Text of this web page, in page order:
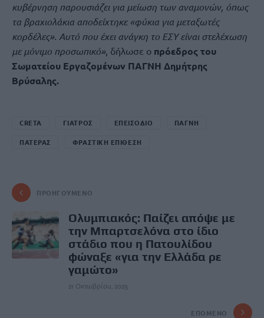
κυβέρνηση παρουσιάζει για μείωση των αναμονών, όπως
τα βραχιολάκια αποδείχτηκε «φύκια για μεταξωτές
κορδέλες». Αυτό που έχει ανάγκη το ΕΣΥ είναι στελέχωση
με μόνιμο προσωπικό», δήλωσε ο πρόεδρος του
Σωματείου Εργαζομένων ΠΑΓΝΗ Δημήτρης
Βρύσαλης.
CRETA ΓΙΑΤΡΟΣ ΕΠΕΙΣΟΔΙΟ ΠΑΓΝΗ
ΠΑΤΕΡΑΣ ΦΡΑΣΤΙΚΗ ΕΠΙΘΕΣΗ
ΠΡΟΗΓΟΎΜΕΝΟ
Ολυμπιακός: Παίζει απόψε με
την Μπαρτσελόνα στο ίδιο
στάδιο που η Πατουλίδου
φώναξε «για την Ελλάδα ρε
γαμώτο»
21 Οκτωβρίου, 2025
ΕΠΌΜΕΝΟ